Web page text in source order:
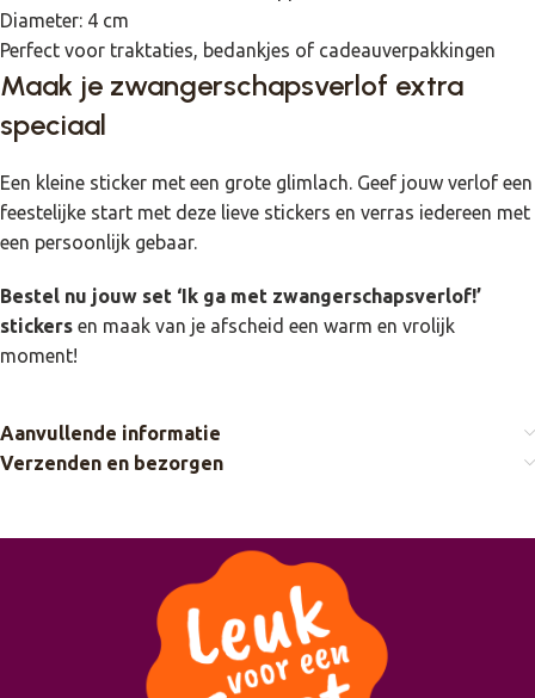
Diameter: 4 cm
Perfect voor traktaties, bedankjes of cadeauverpakkingen
Maak je zwangerschapsverlof extra
speciaal
Een kleine sticker met een grote glimlach. Geef jouw verlof een
feestelijke start met deze lieve stickers en verras iedereen met
een persoonlijk gebaar.
Bestel nu jouw set ‘Ik ga met zwangerschapsverlof!’
stickers en maak van je afscheid een warm en vrolijk
moment!
Aanvullende informatie
Verzenden en bezorgen